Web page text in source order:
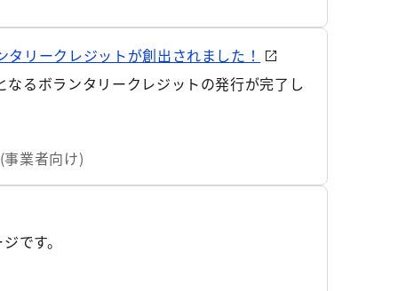
リークレジットが創出されました！
るボランタリークレジットの発行が完了し
業者向け)
です。